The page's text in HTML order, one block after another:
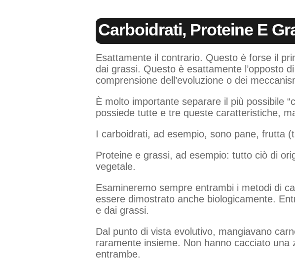
Carboidrati, Proteine E
Esattamente il contrario. Questo è forse il
dai grassi. Questo è esattamente l’opposto
comprensione dell’evoluzione o dei
È molto importante separare il più possibile
possiede tutte e tre queste caratteristiche,
I carboidrati, ad esempio, sono pane, frutta
Proteine e grassi, ad esempio: tutto ciò di
vegetale.
Esamineremo sempre entrambi i metodi di
essere dimostrato anche biologicamente.
e dai grassi.
Dal punto di vista evolutivo, mangiavano
raramente insieme. Non hanno cacciato
entrambe.